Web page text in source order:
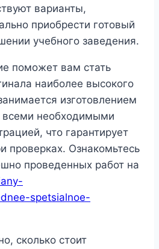
варианты,
приобрести готовый
учебного заведения.
поможет вам стать
наиболее высокого
изготовлением
всеми необходимыми
что гарантирует
проверках. Ознакомьтесь
проведенных работ на
spetsialnoe-
сколько стоит